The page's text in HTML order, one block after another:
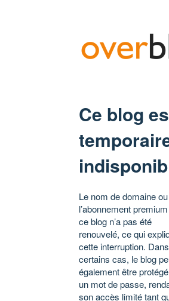
Ce blog
Le nom de domaine ou
l’abonnement
ce blog n’a pas été
renouvelé, ce qui
cette interruption. Dans
certains cas, le blog
également être
un mot de passe,
son accès limité tant